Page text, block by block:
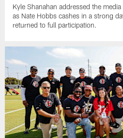
Kyle Shanahan addressed the
as Nate Hobbs cashes in a strong
returned to full participation.